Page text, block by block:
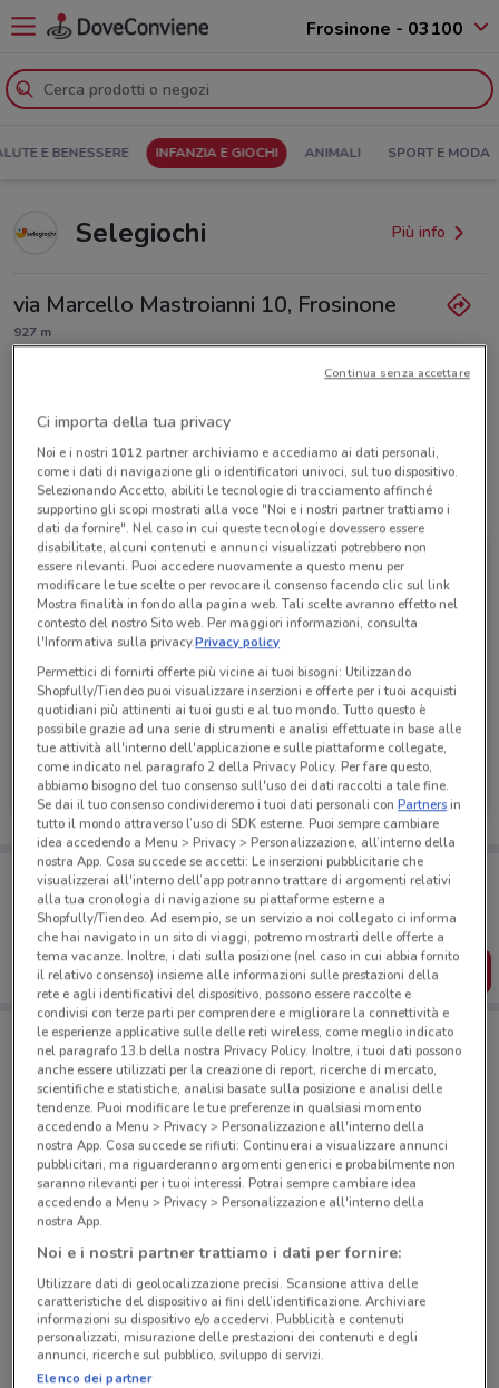
Frosinone - 03100
E BENESSERE INFANZIA E GIOCHI ANIMALI SPORT E MODA
Selegiochi Più info
via Marcello Mastroianni 10, Frosinone
927 m
07751530346
Tutte le promozioni di questo negozio
Selegiochi
Scade il 31/12 943 m
Porta DoveConviene sempre con te!
Puoi trovare le migliori offerte dei negozi vicino a te,
salvarle e creare la tua lista del risparmio, comodamente
dal tuo cellulare.
SCARICA L’APP
Negozi Selegiochi a Frosinone
© MapTiler © OpenStreetMap contributors
Via Sodine,90 Frosinone
3.5 km
via Costantinopoli 18 Sora
22.8 km
Ci importa della tua privacy
Noi e i nostri 1012partner archiviamo e accediamo ai dati personali,
come i dati di navigazione gli o identificatori univoci, sul tuo dispositivo.
Selezionando Accetto, abiliti le tecnologie di tracciamento affinché
supportino gli scopi mostrati alla voce "Noi e i nostri partner trattiamo i
dati da fornire". Nel caso in cui queste tecnologie dovessero essere
disabilitate, alcuni contenuti e annunci visualizzati potrebbero non
essere rilevanti. Puoi accedere nuovamente a questo menu per
modificare le tue scelte o per revocare il consenso facendo clic sul link
Mostra finalità in fondo alla pagina web. Tali scelte avranno effetto nel
contesto del nostro Sito web. Per maggiori informazioni, consulta
l'Informativa sulla privacy.Privacy policy
Permettici di fornirti offerte più vicine ai tuoi bisogni: Utilizzando
Shopfully/Tiendeo puoi visualizzare inserzioni e offerte per i tuoi acquisti
quotidiani più attinenti ai tuoi gusti e al tuo mondo. Tutto questo è
possibile grazie ad una serie di strumenti e analisi effettuate in base alle
tue attività all'interno dell'applicazione e sulle piattaforme collegate,
come indicato nel paragrafo 2 della Privacy Policy. Per fare questo,
abbiamo bisogno del tuo consenso sull'uso dei dati raccolti a tale fine.
Se dai il tuo consenso condivideremo i tuoi dati personali conPartnersin
tutto il mondo attraverso l’uso di SDK esterne. Puoi sempre cambiare
idea accedendo a Menu > Privacy > Personalizzazione, all’interno della
nostra App. Cosa succede se accetti: Le inserzioni pubblicitarie che
visualizzerai all'interno dell’app potranno trattare di argomenti relativi
alla tua cronologia di navigazione su piattaforme esterne a
Shopfully/Tiendeo. Ad esempio, se un servizio a noi collegato ci informa
che hai navigato in un sito di viaggi, potremo mostrarti delle offerte a
tema vacanze. Inoltre, i dati sulla posizione (nel caso in cui abbia fornito
il relativo consenso) insieme alle informazioni sulle prestazioni della
rete e agli identificativi del dispositivo, possono essere raccolte e
condivisi con terze parti per comprendere e migliorare la connettività e
le esperienze applicative sulle delle reti wireless, come meglio indicato
nel paragrafo 13.b della nostra Privacy Policy. Inoltre, i tuoi dati possono
anche essere utilizzati per la creazione di report, ricerche di mercato,
scientifiche e statistiche, analisi basate sulla posizione e analisi delle
tendenze. Puoi modificare le tue preferenze in qualsiasi momento
accedendo a Menu > Privacy > Personalizzazione all'interno della
nostra App. Cosa succede se rifiuti: Continuerai a visualizzare annunci
pubblicitari, ma riguarderanno argomenti generici e probabilmente non
saranno rilevanti per i tuoi interessi. Potrai sempre cambiare idea
accedendo a Menu > Privacy > Personalizzazione all'interno della
nostra App.
Noi e i nostri partner trattiamo i dati per fornire:
Utilizzare dati di geolocalizzazione precisi. Scansione attiva delle
caratteristiche del dispositivo ai fini dell’identificazione. Archiviare
informazioni su dispositivo e/o accedervi. Pubblicità e contenuti
personalizzati, misurazione delle prestazioni dei contenuti e degli
annunci, ricerche sul pubblico, sviluppo di servizi.
Elenco dei partner
Continua senza accettare